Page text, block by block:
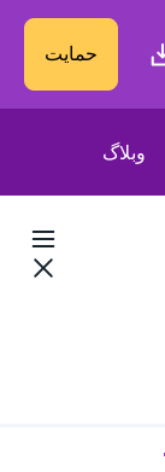
حمایت
وبلاگ